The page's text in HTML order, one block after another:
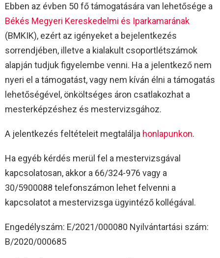
Ebben az évben 50 fő támogatására van lehetősége a
Békés Megyeri Kereskedelmi és Iparkamarának
(BMKIK), ezért az igényeket a bejelentkezés
sorrendjében, illetve a kialakult csoportlétszámok
alapján tudjuk figyelembe venni. Ha a jelentkező nem
nyeri el a támogatást, vagy nem kíván élni a támogatás
lehetőségével, önköltséges áron csatlakozhat a
mesterképzéshez és mestervizsgához.
A jelentkezés feltételeit megtalálja honlapunkon.
Ha egyéb kérdés merül fel a mestervizsgával
kapcsolatosan, akkor a 66/324-976 vagy a
30/5900088 telefonszámon lehet felvenni a
kapcsolatot a mestervizsga ügyintéző kollégával.
Engedélyszám: E/2021/000080 Nyilvántartási szám:
B/2020/000685